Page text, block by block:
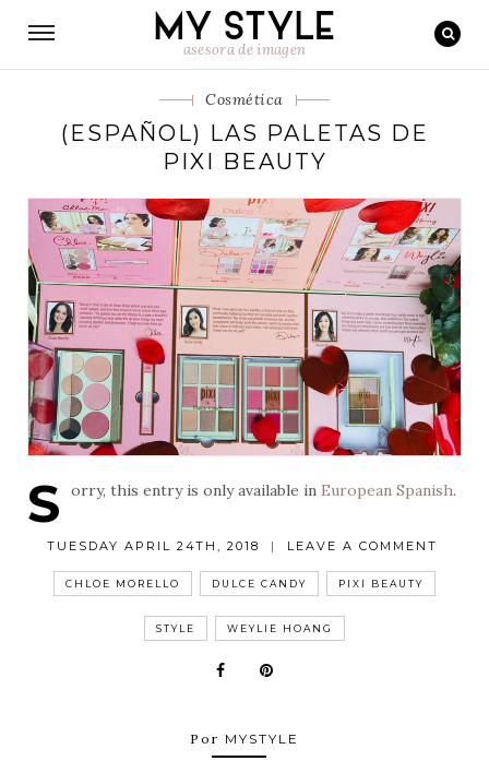
asesora de imagen
Categorias
Cosmética
(ESPAÑOL) LAS PALETAS DE
PIXI BEAUTY
S orry, this entry is only available in European Spanish.
POSTED
TUESDAY APRIL 24TH, 2018 | LEAVE A COMMENT
(ESPAÑOL)
LAS
PALETAS
PIXI
BEAUTY
CHLOE MORELLO DULCE CANDY PIXI BEAUTY
STYLE WEYLIE HOANG
Por MYSTYLE